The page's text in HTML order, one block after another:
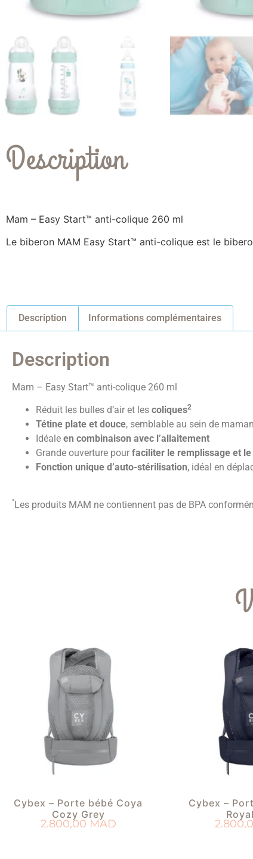
Description
Mam – Easy Start™ anti-colique 260 ml
Le biberon MAM Easy Start™ anti-colique est le
Description Informations complémentaires
Description
Mam – Easy Start™ anti-colique 260 ml
Réduit les bulles d’air et les coliques2
Tétine plate et douce, semblable au sein de
Idéale en combinaison avec l’allaitement
Grande ouverture pour faciliter le remplissage et
Fonction unique d’auto-stérilisation, idéal en
°Les produits MAM ne contiennent pas de BPA
Cybex – Porte bébé Coya
Cozy Grey
2.800,00 MAD
Cybex –